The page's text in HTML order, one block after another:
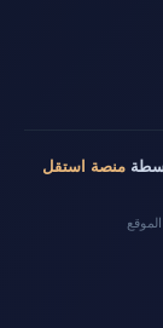
منصة استقل